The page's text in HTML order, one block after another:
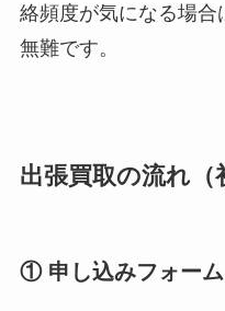
絡頻度が気になる場合
無難です。
出張買取の流れ（
① 申し込みフォー